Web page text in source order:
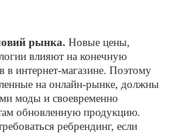
рынка. Новые цены,
влияют на конечную
в интернет-магазине. Поэтому
на онлайн-рынке, должны
моды и своевременно
обновленную продукцию.
ребрендинг, если